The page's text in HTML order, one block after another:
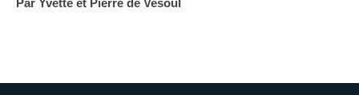
Par Yvette et Pierre de Vesoul